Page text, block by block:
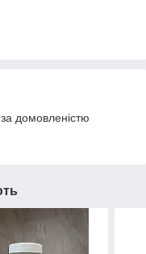
домовленістю